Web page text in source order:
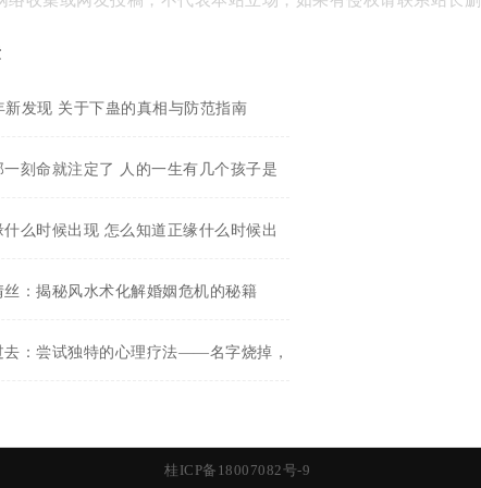
新发现 关于下蛊的真相与防范指南
一刻命就注定了 人的一生有几个孩子是
什么时候出现 怎么知道正缘什么时候出
丝：揭秘风水术化解婚姻危机的秘籍
去：尝试独特的心理疗法——名字烧掉，
桂ICP备18007082号-9